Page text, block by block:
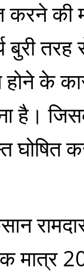
की
तरह
होने के
है।
घोषित
मात्र